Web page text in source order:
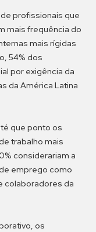
profissionais que
mais frequência do
mais rígidas
54% dos
por exigência da
da América Latina
que ponto os
trabalho mais
considerariam a
emprego como
colaboradores da
os